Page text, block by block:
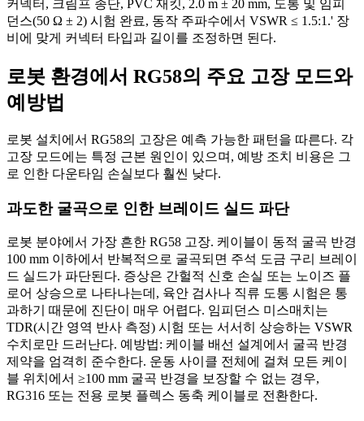
커넥터, 크림프 종단, PVC 재킷, 2.0 m ± 20 mm, 도통 및 임피
던스(50 Ω ± 2) 시험 완료, 동작 주파수에서 VSWR ≤ 1.5:1.' 장
비에 맞게 커넥터 타입과 길이를 조정하면 된다.
로봇 환경에서 RG58의 주요 고장 모드와
예방법
로봇 설치에서 RG58의 고장은 예측 가능한 패턴을 따른다. 각
고장 모드에는 특정 근본 원인이 있으며, 예방 조치 비용은 그
로 인한 다운타임 손실보다 훨씬 낮다.
과도한 굴곡으로 인한 브레이드 실드 파단
로봇 분야에서 가장 흔한 RG58 고장. 케이블이 동적 굴곡 반경
100 mm 이하에서 반복적으로 굴곡되면 주석 도금 구리 브레이
드 실드가 파단된다. 증상은 간헐적 신호 손실 또는 노이즈 플
로어 상승으로 나타나는데, 육안 검사나 직류 도통 시험은 통
과하기 때문에 진단이 매우 어렵다. 임피던스 미스매치는
TDR(시간 영역 반사 측정) 시험 또는 서서히 상승하는 VSWR
수치로만 드러난다. 예방법: 케이블 배선 설계에서 굴곡 반경
제약을 엄격히 준수한다. 운동 사이클 전체에 걸쳐 모든 케이
블 위치에서 ≥100 mm 굴곡 반경을 보장할 수 없는 경우,
RG316 또는 전용 로봇 플렉스 동축 케이블로 전환한다.